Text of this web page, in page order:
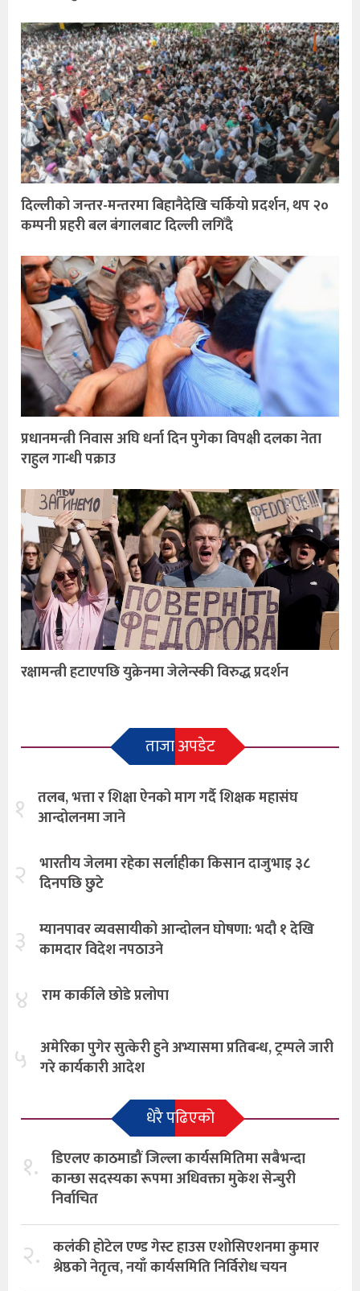
दिल्लीको जन्तर-मन्तरमा बिहानैदेखि चर्कियो प्रदर्शन, थप २०
कम्पनी प्रहरी बल बंगालबाट दिल्ली लगिँदै
प्रधानमन्त्री निवास अघि धर्ना दिन पुगेका विपक्षी दलका नेता
राहुल गान्धी पक्राउ
रक्षामन्त्री हटाएपछि युक्रेनमा जेलेन्स्की विरुद्ध प्रदर्शन
ताजा अपडेट
१ तलब, भत्ता र शिक्षा ऐनको माग गर्दै शिक्षक महासंघ
आन्दोलनमा जाने
२ भारतीय जेलमा रहेका सर्लाहीका किसान दाजुभाइ ३८
दिनपछि छुटे
३ म्यानपावर व्यवसायीको आन्दोलन घोषणा: भदौ १ देखि
कामदार विदेश नपठाउने
४ राम कार्कीले छोडे प्रलोपा
५ अमेरिका पुगेर सुत्केरी हुने अभ्यासमा प्रतिबन्ध, ट्रम्पले जारी
गरे कार्यकारी आदेश
धेरै पढिएको
१. डिएलए काठमाडौं जिल्ला कार्यसमितिमा सबैभन्दा
कान्छा सदस्यका रूपमा अधिवक्ता मुकेश सेन्चुरी
निर्वाचित
२. कलंकी होटेल एण्ड गेस्ट हाउस एशोसिएशनमा कुमार
श्रेष्ठको नेतृत्व, नयाँ कार्यसमिति निर्विरोध चयन